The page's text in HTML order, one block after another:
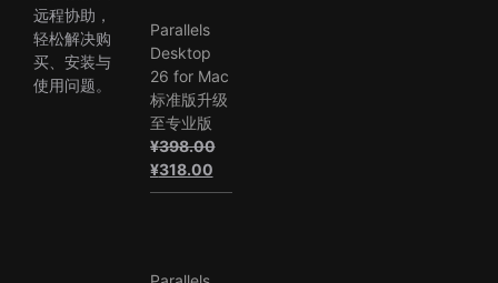
远程协助，
轻松解决购
买、安装与
使用问题。
Parallels
Desktop
26 for Mac
标准版升级
至专业版
¥398.00
原
价
¥318.00当
前